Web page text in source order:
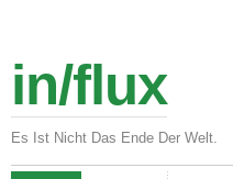
in/flux
Es Ist Nicht Das Ende Der Welt.